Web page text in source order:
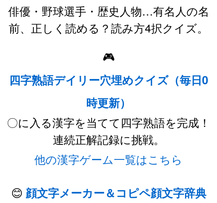
俳優・野球選手・歴史人物…有名人の名
前、正しく読める？読み方4択クイズ。
🎮
四字熟語デイリー穴埋めクイズ（毎日0
時更新）
〇に入る漢字を当てて四字熟語を完成！
連続正解記録に挑戦。
他の漢字ゲーム一覧はこちら
😊 顔文字メーカー＆コピペ顔文字辞典